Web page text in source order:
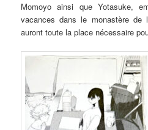
Momoyo ainsi que Yotasuke,
vacances dans le monastère
auront toute la place nécessaire